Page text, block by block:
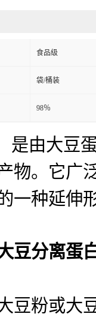
食品级
袋/桶装
98％
是由大豆
物。它广
一种延伸
豆分离蛋
豆粉或大